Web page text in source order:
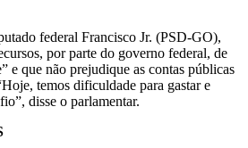
federal Francisco Jr. (PSD-GO),
por parte do governo federal, de
e que não prejudique as contas públicas
temos dificuldade para gastar e
disse o parlamentar.